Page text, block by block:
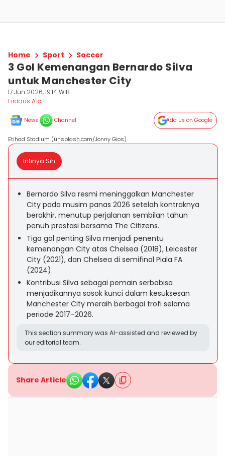
Home Sport Soccer
3 Gol Kemenangan Bernardo Silva
untuk Manchester City
17 Jun 2026, 19:14 WIB
Firdaus A'la I
News Channel Add Us on Google
Etihad Stadium (unsplash.com/Jonny Gios)
Intinya Sih
Bernardo Silva resmi meninggalkan Manchester
City pada musim panas 2026 setelah kontraknya
berakhir, menutup perjalanan sembilan tahun
penuh prestasi bersama The Citizens.
Tiga gol penting Silva menjadi penentu
kemenangan City atas Chelsea (2018), Leicester
City (2021), dan Chelsea di semifinal Piala FA
(2024).
Kontribusi Silva sebagai pemain serbabisa
menjadikannya sosok kunci dalam kesuksesan
Manchester City meraih berbagai trofi selama
periode 2017–2026.
This section summary was AI-assisted and reviewed by
our editorial team.
Share Article